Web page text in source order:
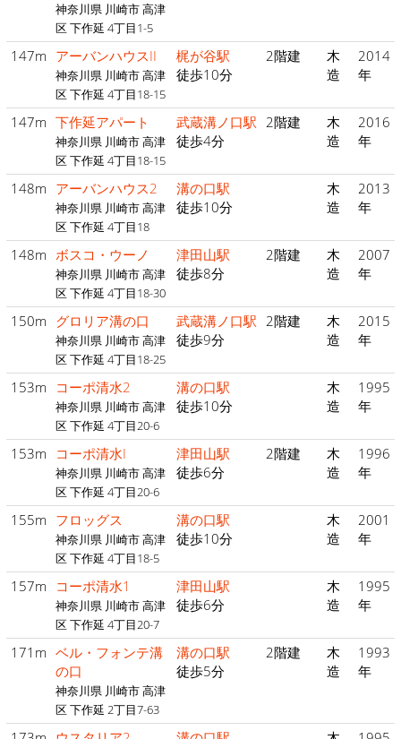
神奈川県 川崎市 高津
区 下作延 4丁目1-5
147m アーバンハウスII
神奈川県 川崎市 高津
区 下作延 4丁目18-15
梶が谷駅
徒歩10分
2階建
木
造
2014
年
147m 下作延アパート
神奈川県 川崎市 高津
区 下作延 4丁目18-15
武蔵溝ノ口駅
徒歩4分
2階建
木
造
2016
年
148m アーバンハウス2
神奈川県 川崎市 高津
区 下作延 4丁目18
溝の口駅
徒歩10分
木
造
2013
年
148m ボスコ・ウーノ
神奈川県 川崎市 高津
区 下作延 4丁目18-30
津田山駅
徒歩8分
2階建
木
造
2007
年
150m グロリア溝の口
神奈川県 川崎市 高津
区 下作延 4丁目18-25
武蔵溝ノ口駅
徒歩9分
2階建
木
造
2015
年
153m コーポ清水2
神奈川県 川崎市 高津
区 下作延 4丁目20-6
溝の口駅
徒歩10分
木
造
1995
年
153m コーポ清水I
神奈川県 川崎市 高津
区 下作延 4丁目20-6
津田山駅
徒歩6分
2階建
木
造
1996
年
155m フロッグス
神奈川県 川崎市 高津
区 下作延 4丁目18-5
溝の口駅
徒歩10分
木
造
2001
年
157m コーポ清水1
神奈川県 川崎市 高津
区 下作延 4丁目20-7
津田山駅
徒歩6分
木
造
1995
年
171m ベル・フォンテ溝
の口
神奈川県 川崎市 高津
区 下作延 2丁目7-63
溝の口駅
徒歩5分
2階建
木
造
1993
年